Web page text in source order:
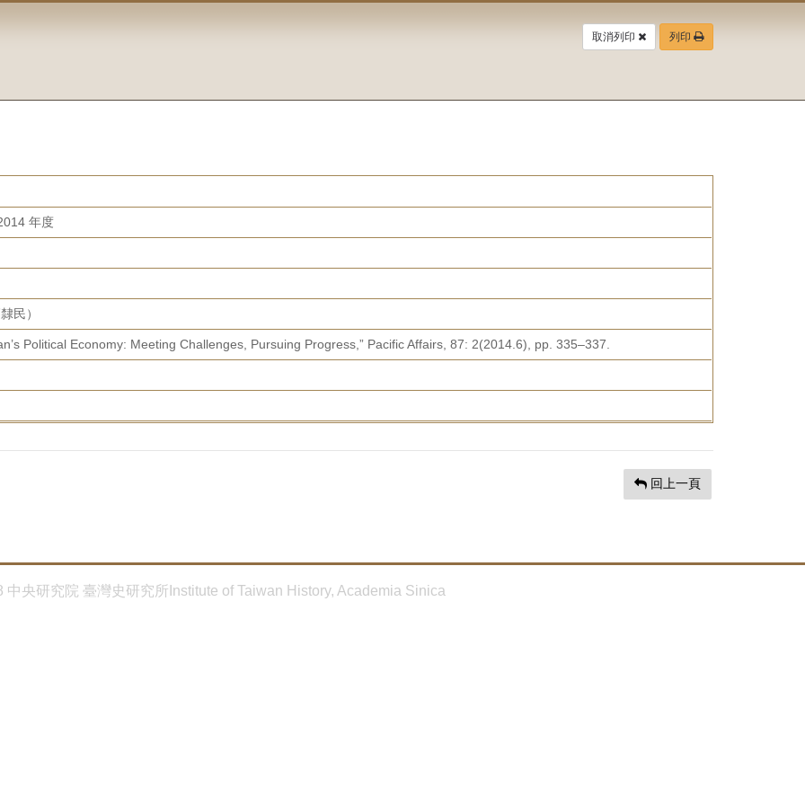
取消列印 列印
年度
民）
Political Economy: Meeting Challenges, Pursuing Progress,” Pacific Affairs, 87: 2(2014.6), pp. 335–337.
回上一頁
中央研究院 臺灣史研究所Institute of Taiwan History, Academia Sinica